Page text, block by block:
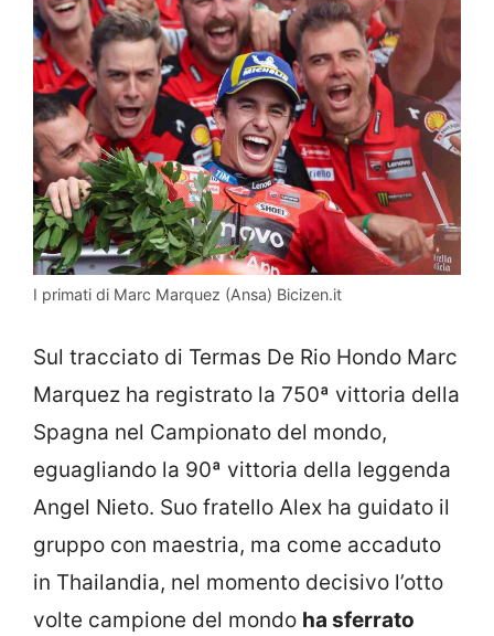
I primati di Marc Marquez (Ansa) Bicizen.it
Sul tracciato di Termas De Rio Hondo Marc
Marquez ha registrato la 750ª vittoria della
Spagna nel Campionato del mondo,
eguagliando la 90ª vittoria della leggenda
Angel Nieto. Suo fratello Alex ha guidato il
gruppo con maestria, ma come accaduto
in Thailandia, nel momento decisivo l’otto
volte campione del mondo ha sferrato